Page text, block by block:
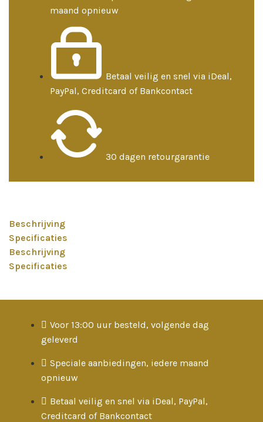
maand opnieuw
Betaal veilig en snel via iDeal,
PayPal, Creditcard of Bankcontact
30 dagen retourgarantie
Beschrijving
Specificaties
Beschrijving
Specificaties
Voor 13:00 uur besteld, volgende dag
geleverd
Speciale aanbiedingen, iedere maand
opnieuw
Betaal veilig en snel via iDeal, PayPal,
Creditcard of Bankcontact